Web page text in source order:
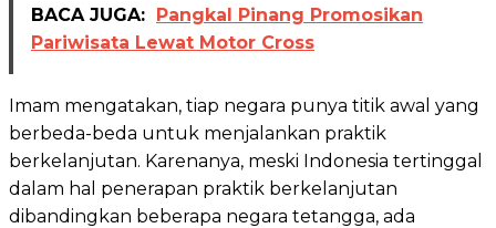
BACA JUGA: Pangkal Pinang Promosikan
Pariwisata Lewat Motor Cross
Imam mengatakan, tiap negara punya titik awal yang
berbeda-beda untuk menjalankan praktik
berkelanjutan. Karenanya, meski Indonesia tertinggal
dalam hal penerapan praktik berkelanjutan
dibandingkan beberapa negara tetangga, ada